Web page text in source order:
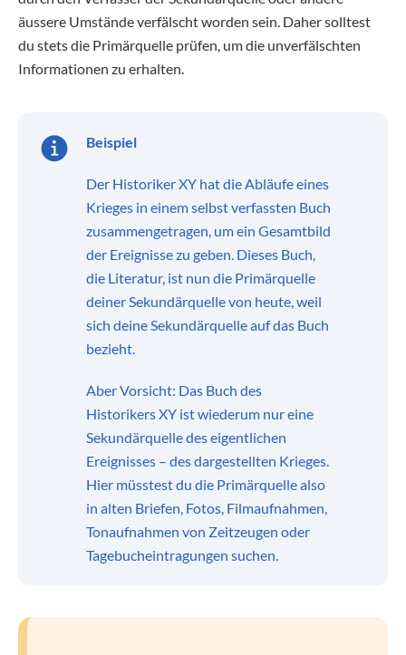
äussere Umstände verfälscht worden sein. Daher solltest
du stets die Primärquelle prüfen, um die unverfälschten
Informationen zu erhalten.
Beispiel
Der Historiker XY hat die Abläufe eines
Krieges in einem selbst verfassten Buch
zusammengetragen, um ein Gesamtbild
der Ereignisse zu geben. Dieses Buch,
die Literatur, ist nun die Primärquelle
deiner Sekundärquelle von heute, weil
sich deine Sekundärquelle auf das Buch
bezieht.
Aber Vorsicht: Das Buch des
Historikers XY ist wiederum nur eine
Sekundärquelle des eigentlichen
Ereignisses – des dargestellten Krieges.
Hier müsstest du die Primärquelle also
in alten Briefen, Fotos, Filmaufnahmen,
Tonaufnahmen von Zeitzeugen oder
Tagebucheintragungen suchen.